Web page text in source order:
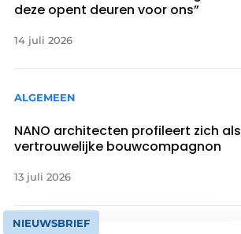
deze opent deuren voor ons”
14 juli 2026
ALGEMEEN
NANO architecten profileert zich als
vertrouwelijke bouwcompagnon
13 juli 2026
NIEUWSBRIEF